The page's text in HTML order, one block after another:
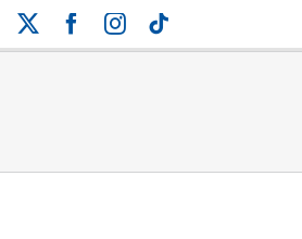
Facebook
Instagram